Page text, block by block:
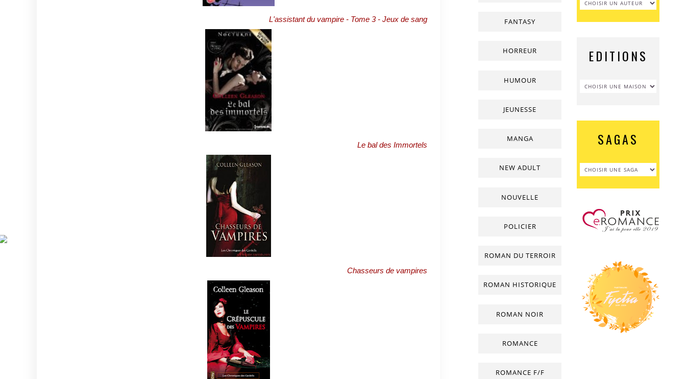
L'assistant du vampire - Tome 3 - Jeux de sang
Le bal des Immortels
Chasseurs de vampires
FANTASY
HORREUR
HUMOUR
JEUNESSE
MANGA
NEW ADULT
NOUVELLE
POLICIER
ROMAN DU TERROIR
ROMAN HISTORIQUE
ROMAN NOIR
ROMANCE
ROMANCE F/F
EDITIONS
SAGAS